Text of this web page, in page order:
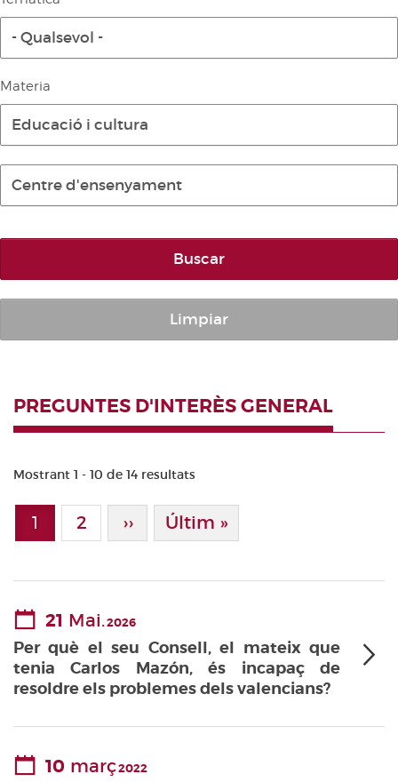
Diari de la Diputació Permanent
Publicacions no oficials
Anuari de Dret Parlamentari
Corts Forals
Altres publicacions
- Qualsevol -
Materia
Educació i cultura
Centre d'ensenyament
Buscar
Limpiar
PREGUNTES D'INTERÈS GENERAL
Mostrant 1 - 10 de 14 resultats
Pàgina actual
1 Page
2 Pàgina Següent
›› Última Pàgina
Últim »
21 Mai.2026
Per què el seu Consell, el mateix que
tenia Carlos Mazón, és incapaç de
resoldre els problemes dels valencians?
10 març2022